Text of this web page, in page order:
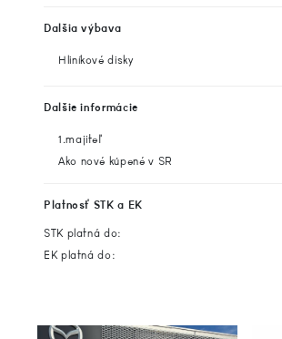
Dalšia výbava
Hliníkové disky
Dalšie informácie
1.majiteľ
Ako nové kúpené v SR
Platnosť STK a EK
STK platná do:
EK platná do: